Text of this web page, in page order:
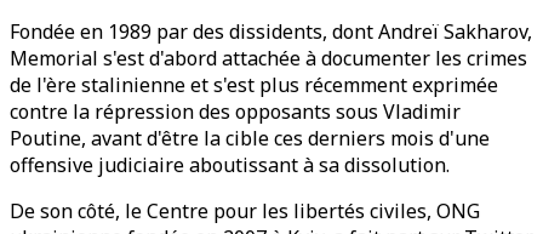
Fondée en 1989 par des dissidents, dont Andreï Sakharov,
Memorial s'est d'abord attachée à documenter les crimes
de l'ère stalinienne et s'est plus récemment exprimée
contre la répression des opposants sous Vladimir
Poutine, avant d'être la cible ces derniers mois d'une
offensive judiciaire aboutissant à sa dissolution.
De son côté, le Centre pour les libertés civiles, ONG